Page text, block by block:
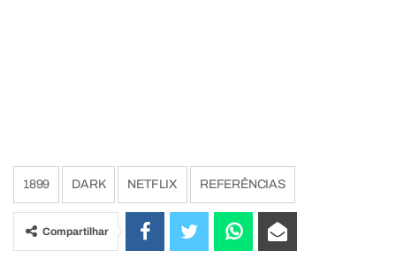
1899 DARK NETFLIX REFERÊNCIAS
Compartilhar